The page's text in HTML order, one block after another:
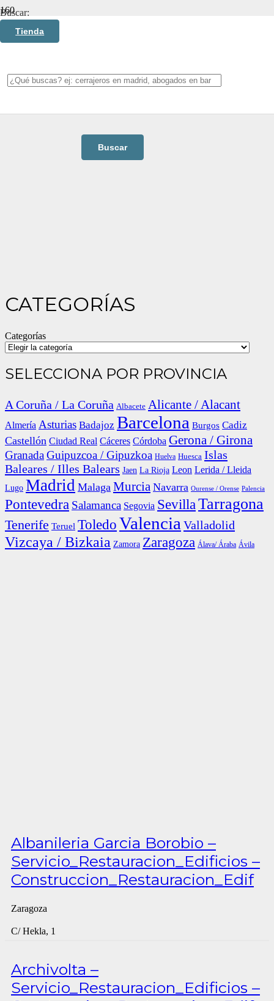
Tienda
Buscar:
CATEGORÍAS
Categorías
SELECCIONA POR PROVINCIA
A Coruña / La Coruña Albacete Alicante / Alacant
Almería Asturias Badajoz Barcelona Burgos Cadiz
Castellón Ciudad Real Cáceres Córdoba Gerona / Girona
GranadaGuipuzcoa / Gipuzkoa Huelva Huesca Islas
Baleares / Illes Balears Jaen La Rioja Leon Lerida / Lleida
Lugo Madrid Malaga Murcia Navarra Ourense / Orense Palencia
Pontevedra Salamanca Segovia SevillaTarragona
Tenerife Teruel ToledoValencia Valladolid
Vizcaya / Bizkaia Zamora Zaragoza Álava/ Áraba Ávila
Albanileria Garcia Borobio –
Servicio_Restauracion_Edificios –
Construccion_Restauracion_Edif
Zaragoza
C/ Hekla, 1
Archivolta –
Servicio_Restauracion_Edificios –